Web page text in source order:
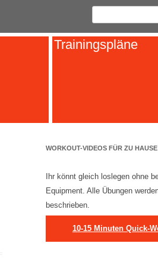
Suchen
Trainingspläne
WORKOUT-VIDEOS FÜR ZU HAUSE
Ihr könnt gleich loslegen ohne
Equipment. Alle Übungen
beschrieben.
10-15 Minuten Quick-